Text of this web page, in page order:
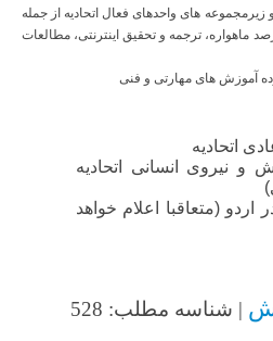
های واحدهای فعال اتحادیه از جمله
ماهواره، ترجمه و تحقیق اینترنتی، مطالعات
های مهارتی و فنی
اتحادیه
و نیروی انسانی اتحادیه
(متعاقبا اعلام خواهد
| شناسه مطلب: 528